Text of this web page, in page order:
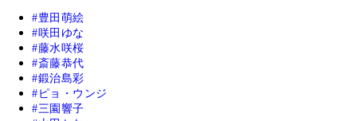
豊田萌絵
咲田ゆな
藤水咲桜
斎藤恭代
鍛治島彩
ピョ・ウンジ
三園響子